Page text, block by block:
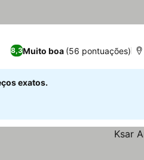
8,3Muito boa (56 pontuações)
exatos.